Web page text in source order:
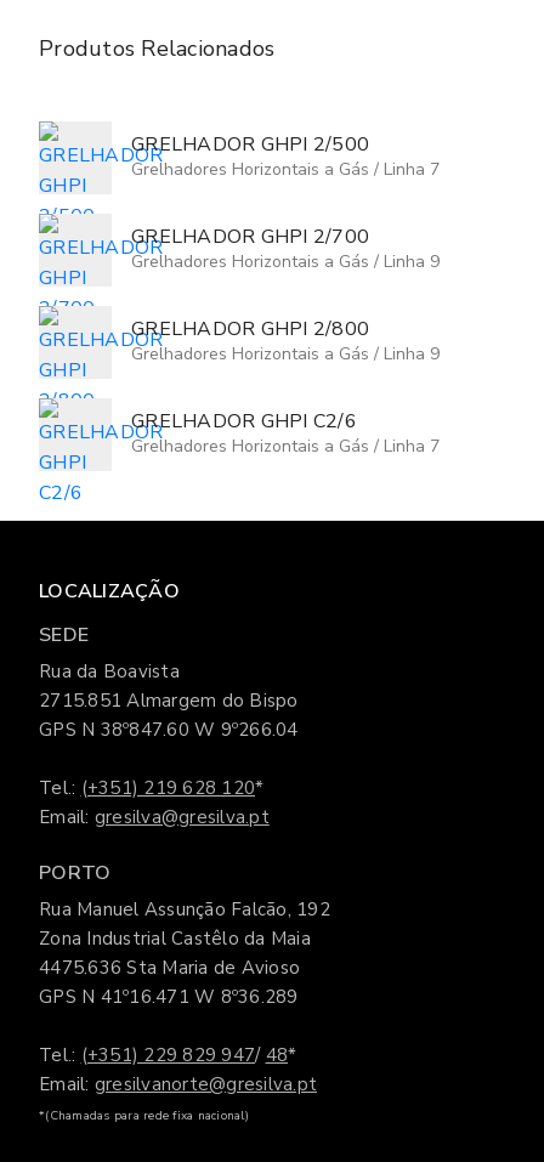
Produtos Relacionados
GRELHADOR GHPI 2/500
Grelhadores Horizontais a Gás / Linha 7
GRELHADOR GHPI 2/700
Grelhadores Horizontais a Gás / Linha 9
GRELHADOR GHPI 2/800
Grelhadores Horizontais a Gás / Linha 9
GRELHADOR GHPI C2/6
Grelhadores Horizontais a Gás / Linha 7
LOCALIZAÇÃO
SEDE
Rua da Boavista
2715.851 Almargem do Bispo
GPS N 38º847.60 W 9º266.04
Tel.: (+351) 219 628 120*
Email: gresilva@gresilva.pt
PORTO
Rua Manuel Assunção Falcão, 192
Zona Industrial Castêlo da Maia
4475.636 Sta Maria de Avioso
GPS N 41º16.471 W 8º36.289
Tel.: (+351) 229 829 947/ 48*
Email: gresilvanorte@gresilva.pt
*(Chamadas para rede fixa nacional)